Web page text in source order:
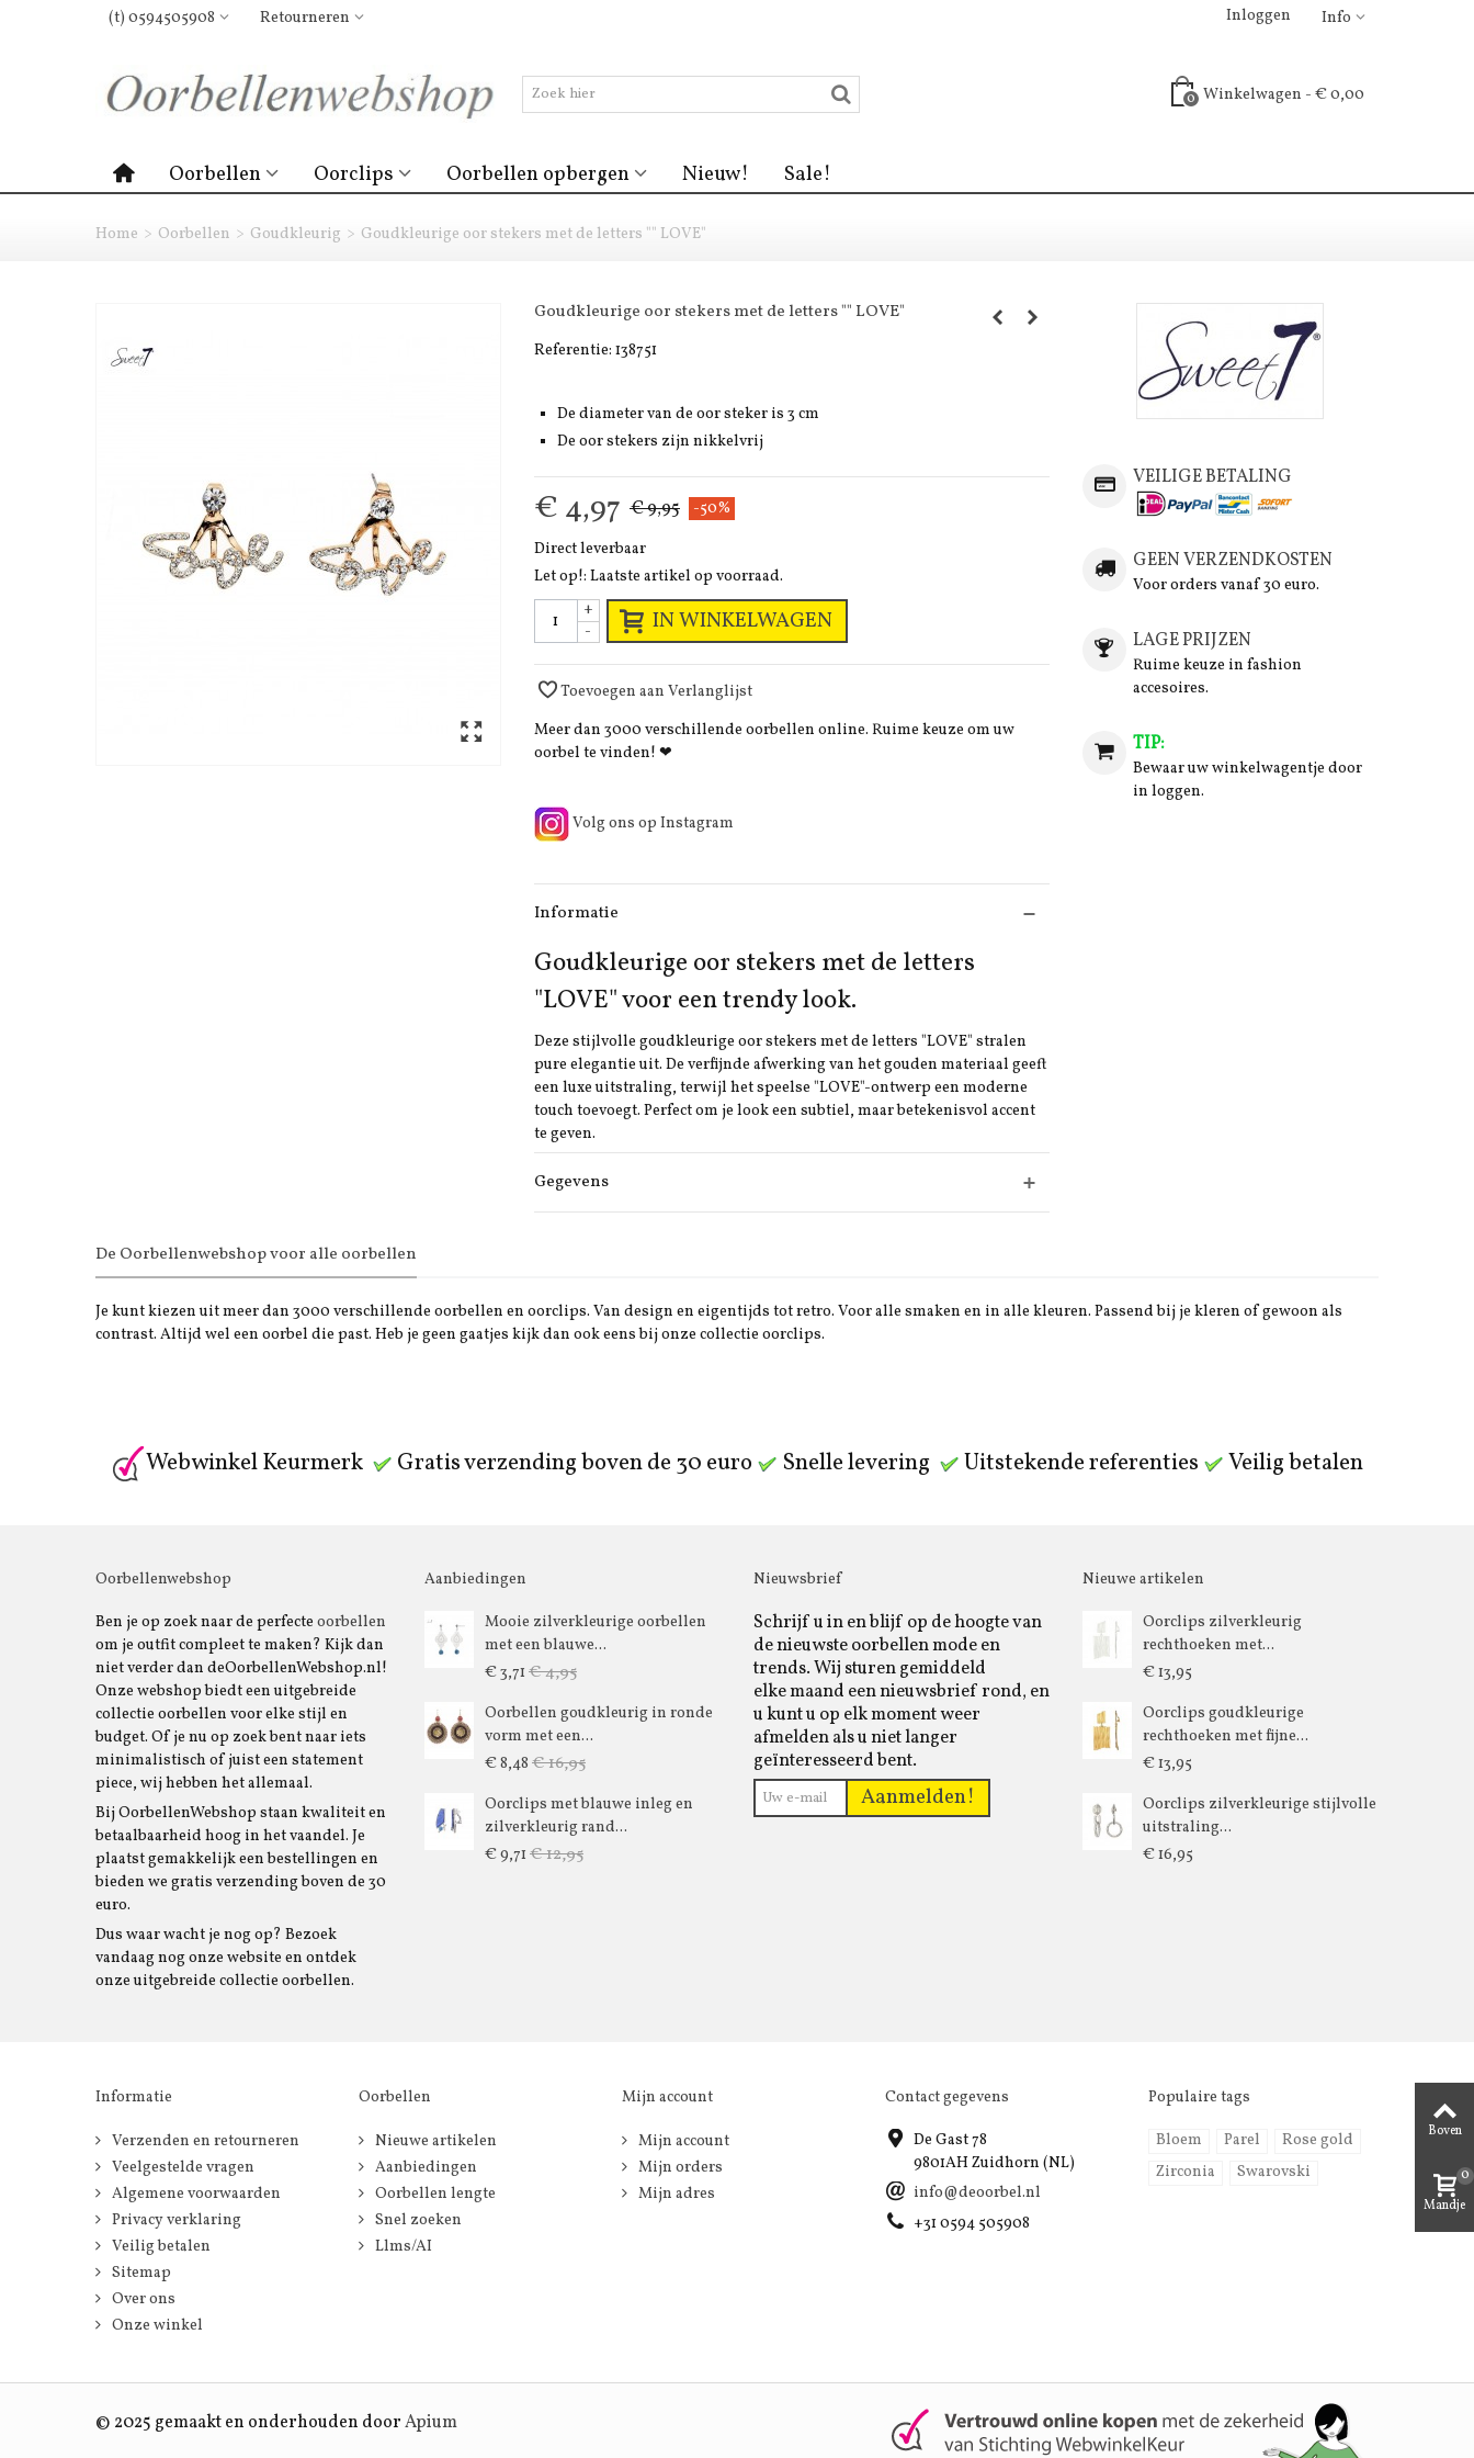
(t) 0594505908 Retourneren Info
Inloggen
0 Winkelwagen - € 0,00
Oorbellen Oorclips Oorbellen opbergen Nieuw! Sale!
Home > Oorbellen > Goudkleurig > Goudkleurige oor stekers met de letters "" LOVE"
Goudkleurige oor stekers met de letters "" LOVE"
Referentie: 138751
De diameter van de oor steker is 3 cm
De oor stekers zijn nikkelvrij
€ 4,97 € 9,95
-50%
Direct leverbaar
Let op!: Laatste artikel op voorraad.
-
+ IN WINKELWAGEN
Toevoegen aan Verlanglijst
Meer dan 3000 verschillende oorbellen online. Ruime keuze om uw
oorbel te vinden! ❤
Volg ons op Instagram
Informatie
Goudkleurige oor stekers met de letters
"LOVE" voor een trendy look.
Deze stijlvolle goudkleurige oor stekers met de letters "LOVE" stralen
pure elegantie uit. De verfijnde afwerking van het gouden materiaal geeft
een luxe uitstraling, terwijl het speelse "LOVE"-ontwerp een moderne
touch toevoegt. Perfect om je look een subtiel, maar betekenisvol accent
te geven.
Gegevens
VEILIGE BETALING
GEEN VERZENDKOSTEN
Voor orders vanaf 30 euro.
LAGE PRIJZEN
Ruime keuze in fashion
accesoires.
TIP:
Bewaar uw winkelwagentje door
in loggen.
De Oorbellenwebshop voor alle oorbellen
Je kunt kiezen uit meer dan 3000 verschillende oorbellen en oorclips. Van design en eigentijds tot retro. Voor alle smaken en in alle kleuren. Passend bij je kleren of gewoon als
contrast. Altijd wel een oorbel die past. Heb je geen gaatjes kijk dan ook eens bij onze collectie oorclips.
Webwinkel Keurmerk Gratis verzending boven de 30 euro Snelle levering Uitstekende referenties Veilig betalen
Oorbellenwebshop
Ben je op zoek naar de perfecte oorbellen
om je outfit compleet te maken? Kijk dan
niet verder dan deOorbellenWebshop.nl!
Onze webshop biedt een uitgebreide
collectie oorbellen voor elke stijl en
budget. Of je nu op zoek bent naar iets
minimalistisch of juist een statement
piece, wij hebben het allemaal.
Bij OorbellenWebshop staan kwaliteit en
betaalbaarheid hoog in het vaandel. Je
plaatst gemakkelijk een bestellingen en
bieden we gratis verzending boven de 30
euro.
Dus waar wacht je nog op? Bezoek
vandaag nog onze website en ontdek
onze uitgebreide collectie oorbellen.
Aanbiedingen
Mooie zilverkleurige oorbellen
met een blauwe...
€ 3,71 € 4,95
Oorbellen goudkleurig in ronde
vorm met een...
€ 8,48 € 16,95
Oorclips met blauwe inleg en
zilverkleurig rand...
€ 9,71 € 12,95
Nieuwsbrief
Schrijf u in en blijf op de hoogte van
de nieuwste oorbellen mode en
trends. Wij sturen gemiddeld
elke maand een nieuwsbrief rond, en
u kunt u op elk moment weer
afmelden als u niet langer
geïnteresseerd bent.
Aanmelden!
Nieuwe artikelen
Oorclips zilverkleurig
rechthoeken met...
€ 13,95
Oorclips goudkleurige
rechthoeken met fijne...
€ 13,95
Oorclips zilverkleurige stijlvolle
uitstraling...
€ 16,95
Informatie
Verzenden en retourneren
Veelgestelde vragen
Algemene voorwaarden
Privacy verklaring
Veilig betalen
Sitemap
Over ons
Onze winkel
Oorbellen
Nieuwe artikelen
Aanbiedingen
Oorbellen lengte
Snel zoeken
Llms/AI
Mijn account
Mijn account
Mijn orders
Mijn adres
Contact gegevens
De Gast 78
9801AH Zuidhorn (NL)
info@deoorbel.nl
+31 0594 505908
Populaire tags
Bloem Parel
Rose gold
Zirconia
Swarovski
© 2025 gemaakt en onderhouden doorApium
Boven
Mandje
0